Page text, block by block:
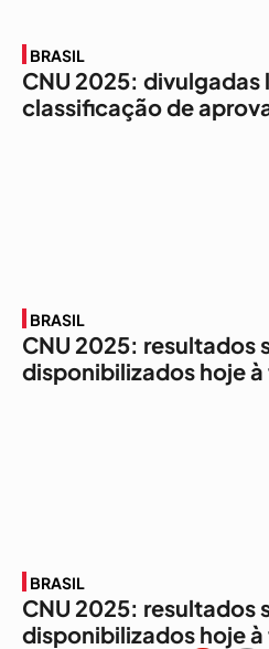
BRASIL
CNU 2025: divulgadas
classificação de
BRASIL
CNU 2025: resultados
disponibilizados hoje
BRASIL
CNU 2025: resultados
disponibilizados hoje